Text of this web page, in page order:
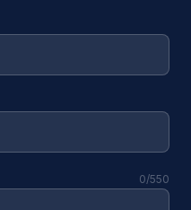
0/550